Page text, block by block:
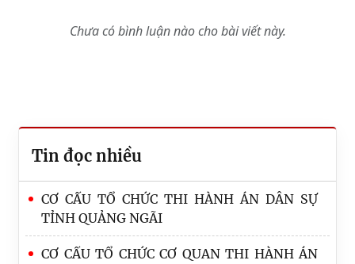
Chưa có bình luận nào cho bài viết này.
Tin đọc nhiều
CƠ CẤU TỔ CHỨC THI HÀNH ÁN DÂN SỰ
TỈNH QUẢNG NGÃI
CƠ CẤU TỔ CHỨC CƠ QUAN THI HÀNH ÁN